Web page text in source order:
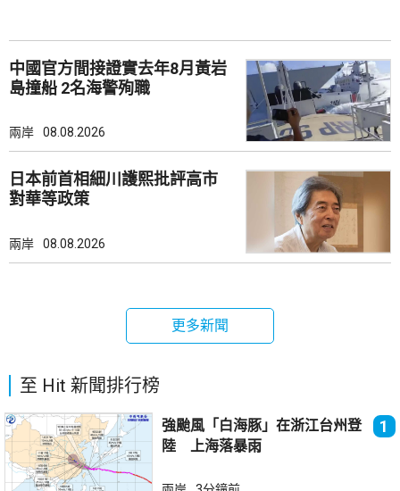
中國官方間接證實去年8月黃岩
島撞船 2名海警殉職
兩岸 08.08.2026
日本前首相細川護熙批評高市
對華等政策
兩岸 08.08.2026
更多新聞
至 Hit 新聞排行榜
強颱風「白海豚」在浙江台州登
陸 上海落暴雨
1